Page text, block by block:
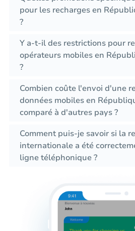
pour les recharges en
?
Y a-t-il des restrictions pour
opérateurs mobiles en
?
Combien coûte l'envoi d'une
données mobiles en
comparé à d'autres pays ?
Comment puis-je savoir si la
internationale a été
ligne téléphonique ?